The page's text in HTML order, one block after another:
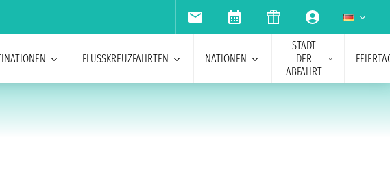
FLUSSKREUZFAHRTEN NATIONEN
STADT
DER
ABFAHRT